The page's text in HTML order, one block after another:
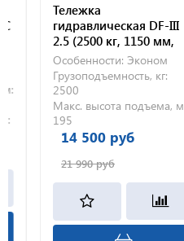
Тележка
гидравлическая DF-III
2.5 (2500 кг, 1150 мм,
полиуретановые
колеса)
Особенности: Эконом
Грузоподъемность, кг:
2500
Макс. высота подъема, мм:
195
14 500 руб
21 990 руб